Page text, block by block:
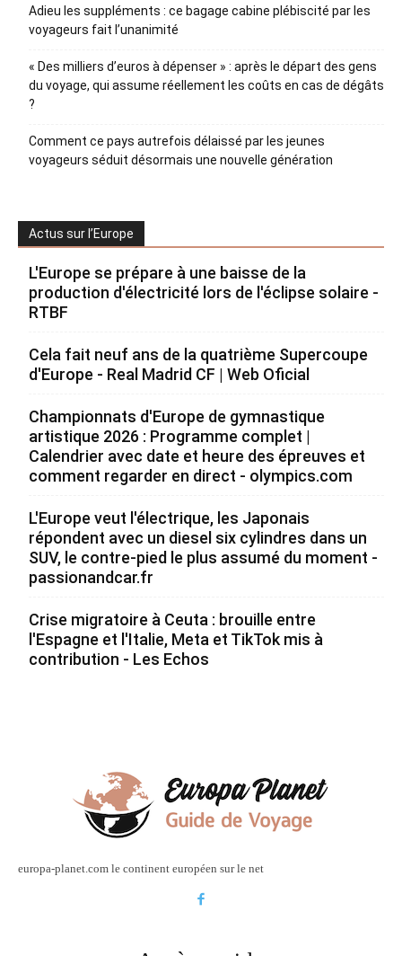
Adieu les suppléments : ce bagage cabine plébiscité par les
voyageurs fait l’unanimité
« Des milliers d’euros à dépenser » : après le départ des gens
du voyage, qui assume réellement les coûts en cas de dégâts
?
Comment ce pays autrefois délaissé par les jeunes
voyageurs séduit désormais une nouvelle génération
Actus sur l’Europe
L'Europe se prépare à une baisse de la
production d'électricité lors de l'éclipse solaire -
RTBF
Cela fait neuf ans de la quatrième Supercoupe
d'Europe - Real Madrid CF | Web Oficial
Championnats d'Europe de gymnastique
artistique 2026 : Programme complet |
Calendrier avec date et heure des épreuves et
comment regarder en direct - olympics.com
L'Europe veut l'électrique, les Japonais
répondent avec un diesel six cylindres dans un
SUV, le contre-pied le plus assumé du moment -
passionandcar.fr
Crise migratoire à Ceuta : brouille entre
l'Espagne et l'Italie, Meta et TikTok mis à
contribution - Les Echos
europa-planet.com le continent européen sur le net